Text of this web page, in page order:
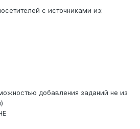
с источниками из:
добавления заданий не из